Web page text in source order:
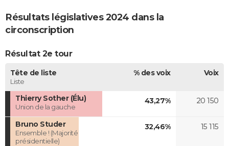
Bricolage
Lifestyle
Culture
Sport
Auto
Television
Voyage
Cinema
Résultats législatives 2024 dans la
circonscription
Résultat 2e tour
Tête de liste
Liste
% des voix Voix
Thierry Sother (Élu)
Union de la gauche
43,27% 20 150
Bruno Studer
Ensemble ! (Majorité
présidentielle)
32,46% 15 115